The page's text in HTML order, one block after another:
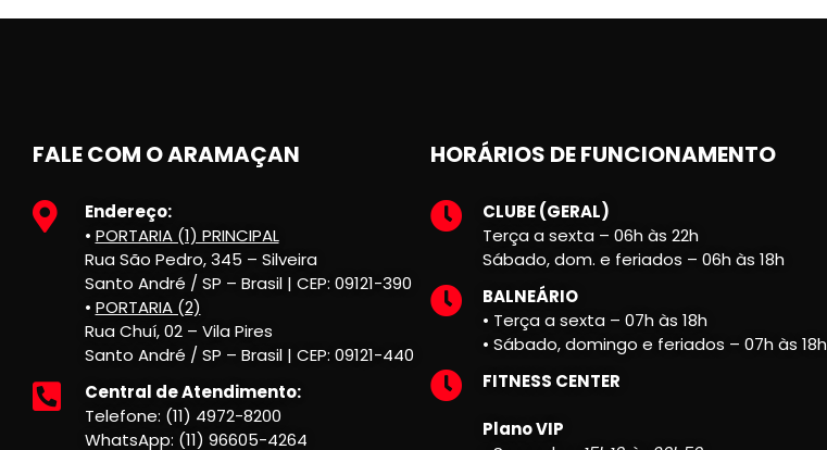
FALE COM O ARAMAÇAN
Endereço:
• PORTARIA (1) PRINCIPAL
Rua São Pedro, 345 – Silveira
Santo André / SP – Brasil | CEP: 09121-390
• PORTARIA (2)
Rua Chuí, 02 – Vila Pires
Santo André / SP – Brasil | CEP: 09121-440
Central de Atendimento:
Telefone: (11) 4972-8200
WhatsApp: (11) 96605-4264
HORÁRIOS DE FUNCIONAMENTO
CLUBE (GERAL)
Terça a sexta – 06h às 22h
Sábado, dom. e feriados – 06h às 18h
BALNEÁRIO
• Terça a sexta – 07h às 18h
• Sábado, domingo e feriados – 07h às 18h
FITNESS CENTER
Plano VIP